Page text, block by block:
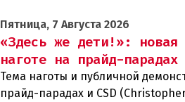
Пятница, 7 Августа 2026
«Здесь же дети!»: новая
наготе на прайд-парадах
Тема наготы и публичной
прайд-парадах и CSD